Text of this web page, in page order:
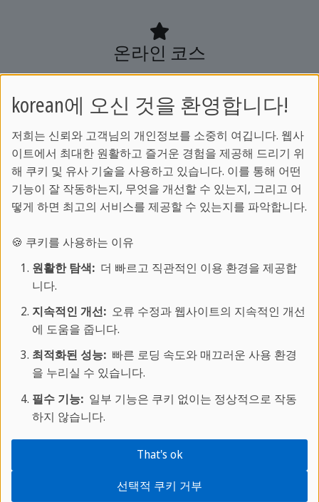
온라인 코스
어, 중국어, 아랍어 등
다양한 언어를실시간 온라인 LIVE 강의로
배워보세요.
전문 강사진과 함께하는 스프락카페 온라인
코스는
경험을 제공합니다.
안정적인 학습 환경 속에서 효율적이고 체계
적으로 외국어 실력을 향상시켜 보세요.
더 알아보기:
스프락카페에 대하여
korean에 오신 것을 환영합니다!
저희는 신뢰와 고객님의 개인정보를 소중히 여깁니다. 웹사
이트에서 최대한 원활하고 즐거운 경험을 제공해 드리기 위
해 쿠키 및 유사 기술을 사용하고 있습니다. 이를 통해 어떤
기능이 잘 작동하는지, 무엇을 개선할 수 있는지, 그리고 어
떻게 하면 최고의 서비스를 제공할 수 있는지를 파악합니다.
🍪 쿠키를 사용하는 이유
원활한 탐색:더 빠르고 직관적인 이용 환경을 제공합
니다.
지속적인 개선:오류 수정과 웹사이트의 지속적인 개선
에 도움을 줍니다.
최적화된 성능:빠른 로딩 속도와 매끄러운 사용 환경
을 누리실 수 있습니다.
필수 기능:일부 기능은 쿠키 없이는 정상적으로 작동
하지 않습니다.
선택적 쿠키 거부
That's ok